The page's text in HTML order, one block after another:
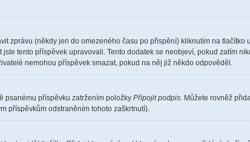
zprávu (někdy jen do omezeného času po přispění) kliknutím na tlačítko
tento příspěvek upravovali. Tento dodatek se neobjeví, pokud zatím
nemohou příspěvek smazat, pokud na něj již někdo odpověděl.
psanému příspěvku zatržením položky Připojit podpis. Můžete rovněž
příspěvkům odstraněním tohoto zaškrtnutí).